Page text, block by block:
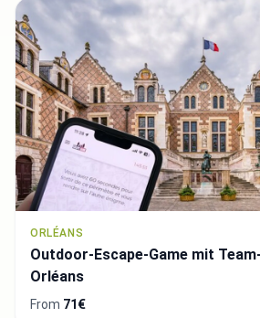
ORLÉANS
Outdoor-Escape-Game mit
Orléans
From 71€